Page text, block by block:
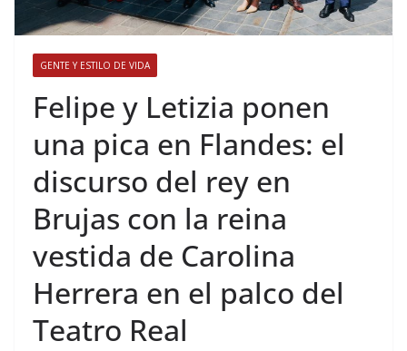
GENTE Y ESTILO DE VIDA
​Felipe y Letizia ponen
una pica en Flandes: el
discurso del rey en
Brujas con la reina
vestida de Carolina
Herrera en el palco del
Teatro Real